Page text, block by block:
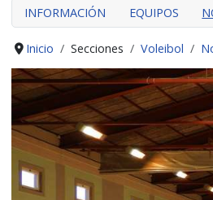
INFORMACIÓN EQUIPOS
Inicio Secciones Voleibol